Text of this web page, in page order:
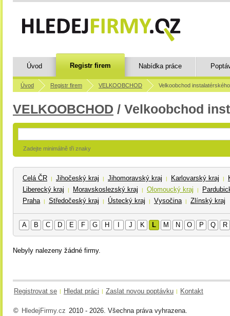
Úvod Registr firem Nabídka práce
Úvod Registr firem VELKOOBCHOD Velkoobchod
VELKOOBCHOD / Velkoobchod
Zadejte minimálně tři znaky
Celá ČR | Jihočeský kraj | Jihomoravský kraj | Karlovarský kraj |
Liberecký kraj
| Moravskoslezský kraj | Olomoucký kraj |
Praha
| Středočeský kraj | Ústecký kraj | Vysočina | Zlínský kraj
A B C D E F G H J K L M N O P Q R
Nebyly nalezeny žádné firmy.
Registrovat se | Hledat práci | Zaslat novou poptávku | Kontakt
© HledejFirmy.cz 2010 - 2026. Všechna práva vyhrazena.